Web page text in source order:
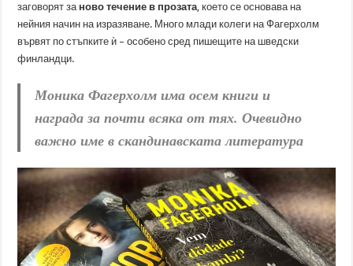
заговорят за ново течение в прозата, което се основава на
нейния начин на изразяване. Много млади колеги на Фагерхолм
вървят по стъпките ѝ – особено сред пишещите на шведски
финландци.
Моника Фагерхолм има осем книги и
награда за почти всяка от тях. Очевидно
важно име в скандинавската литература